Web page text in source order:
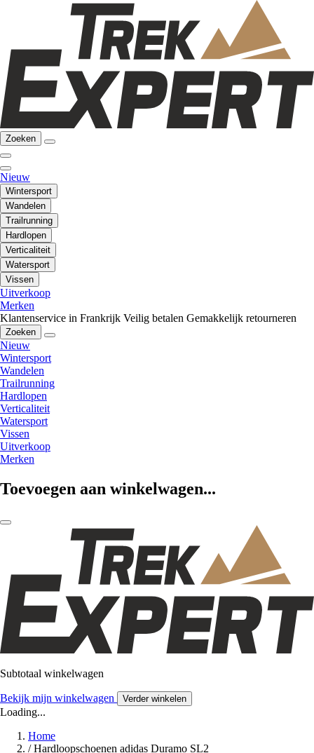
Zoeken
Nieuw
Wintersport
Wandelen
Trailrunning
Hardlopen
Verticaliteit
Watersport
Vissen
Uitverkoop
Merken
Klantenservice in Frankrijk Veilig betalen Gemakkelijk retourneren
Zoeken
Nieuw
Wintersport
Wandelen
Trailrunning
Hardlopen
Verticaliteit
Watersport
Vissen
Uitverkoop
Merken
Toevoegen aan winkelwagen...
Subtotaal winkelwagen
Bekijk mijn winkelwagen Verder winkelen
Loading...
Home
/ Hardloopschoenen adidas Duramo SL2